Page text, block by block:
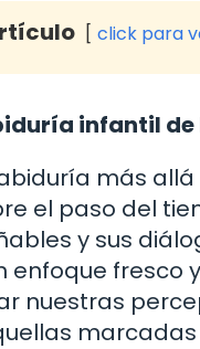
click para
infantil
más
el paso del
y sus
enfoque fresco
nuestras